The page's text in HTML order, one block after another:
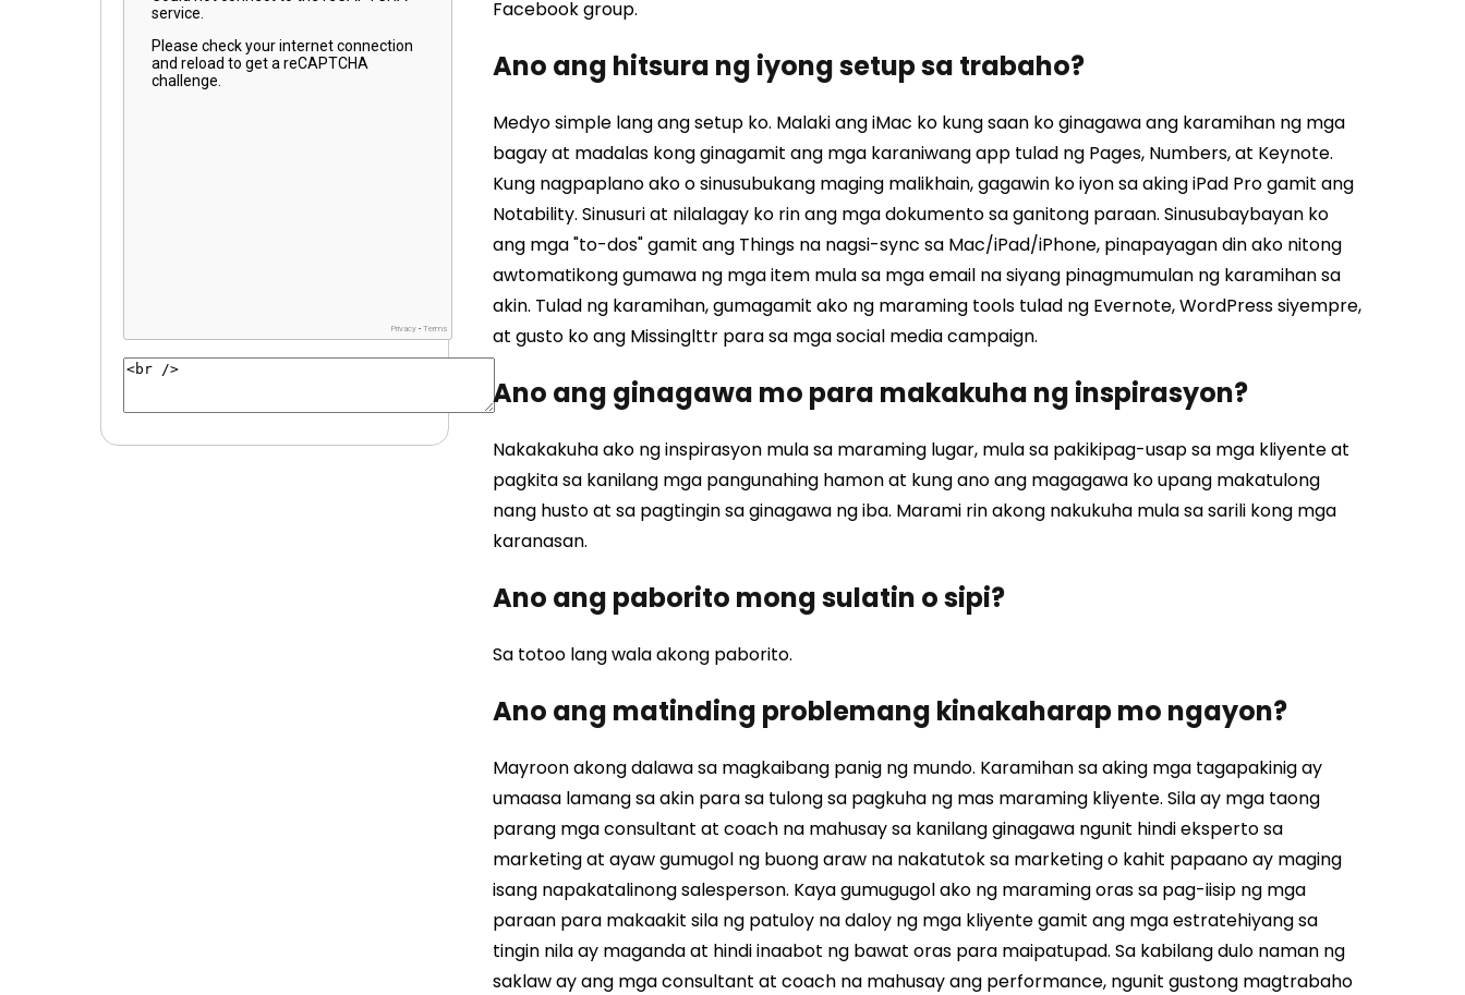
Facebook group.
Ano ang hitsura ng iyong setup sa trabaho?
Medyo simple lang ang setup ko. Malaki ang iMac ko kung saan ko ginagawa ang karamihan ng mga
bagay at madalas kong ginagamit ang mga karaniwang app tulad ng Pages, Numbers, at Keynote.
Kung nagpaplano ako o sinusubukang maging malikhain, gagawin ko iyon sa aking iPad Pro gamit ang
Notability. Sinusuri at nilalagay ko rin ang mga dokumento sa ganitong paraan. Sinusubaybayan ko
ang mga "to-dos" gamit ang Things na nagsi-sync sa Mac/iPad/iPhone, pinapayagan din ako nitong
awtomatikong gumawa ng mga item mula sa mga email na siyang pinagmumulan ng karamihan sa
akin. Tulad ng karamihan, gumagamit ako ng maraming tools tulad ng Evernote, WordPress siyempre,
at gusto ko ang Missinglttr para sa mga social media campaign.
Ano ang ginagawa mo para makakuha ng inspirasyon?
Nakakakuha ako ng inspirasyon mula sa maraming lugar, mula sa pakikipag-usap sa mga kliyente at
pagkita sa kanilang mga pangunahing hamon at kung ano ang magagawa ko upang makatulong
nang husto at sa pagtingin sa ginagawa ng iba. Marami rin akong nakukuha mula sa sarili kong mga
karanasan.
Ano ang paborito mong sulatin o sipi?
Sa totoo lang wala akong paborito.
Ano ang matinding problemang kinakaharap mo ngayon?
Mayroon akong dalawa sa magkaibang panig ng mundo. Karamihan sa aking mga tagapakinig ay
umaasa lamang sa akin para sa tulong sa pagkuha ng mas maraming kliyente. Sila ay mga taong
parang mga consultant at coach na mahusay sa kanilang ginagawa ngunit hindi eksperto sa
marketing at ayaw gumugol ng buong araw na nakatutok sa marketing o kahit papaano ay maging
isang napakatalinong salesperson. Kaya gumugugol ako ng maraming oras sa pag-iisip ng mga
paraan para makaakit sila ng patuloy na daloy ng mga kliyente gamit ang mga estratehiyang sa
tingin nila ay maganda at hindi inaabot ng bawat oras para maipatupad. Sa kabilang dulo naman ng
saklaw ay ang mga consultant at coach na mahusay ang performance, ngunit gustong magtrabaho